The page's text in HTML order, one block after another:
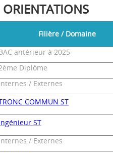
ORIENTATIONS
Filière / Domaine
antérieur à 2025
Diplôme
/ Externes
COMMUN ST
ST
/ Externes